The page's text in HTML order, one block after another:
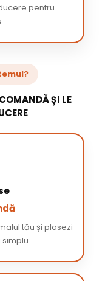
pentru
ȘI LE
tău și plasezi